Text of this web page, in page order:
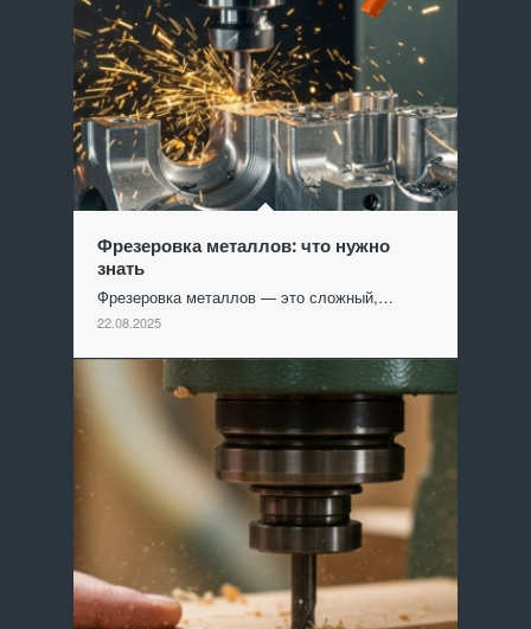
Фрезеровка металлов: что нужно
знать
Фрезеровка металлов — это сложный,…
22.08.2025